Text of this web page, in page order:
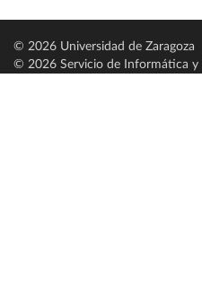
© 2026 Universidad de Zaragoza
© 2026 Servicio de Informática y